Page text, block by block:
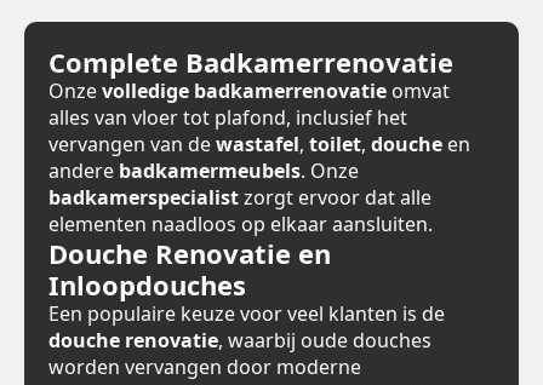
Complete Badkamerrenovatie
Onzevolledige badkamerrenovatie omvat
alles van vloer tot plafond, inclusief het
vervangen van dewastafel, toilet, douche en
andere badkamermeubels. Onze
badkamerspecialistzorgt ervoor dat alle
elementen naadloos op elkaar aansluiten.
Douche Renovatie en
Inloopdouches
Een populaire keuze voor veel klanten is de
douche renovatie, waarbij oude douches
worden vervangen door moderne